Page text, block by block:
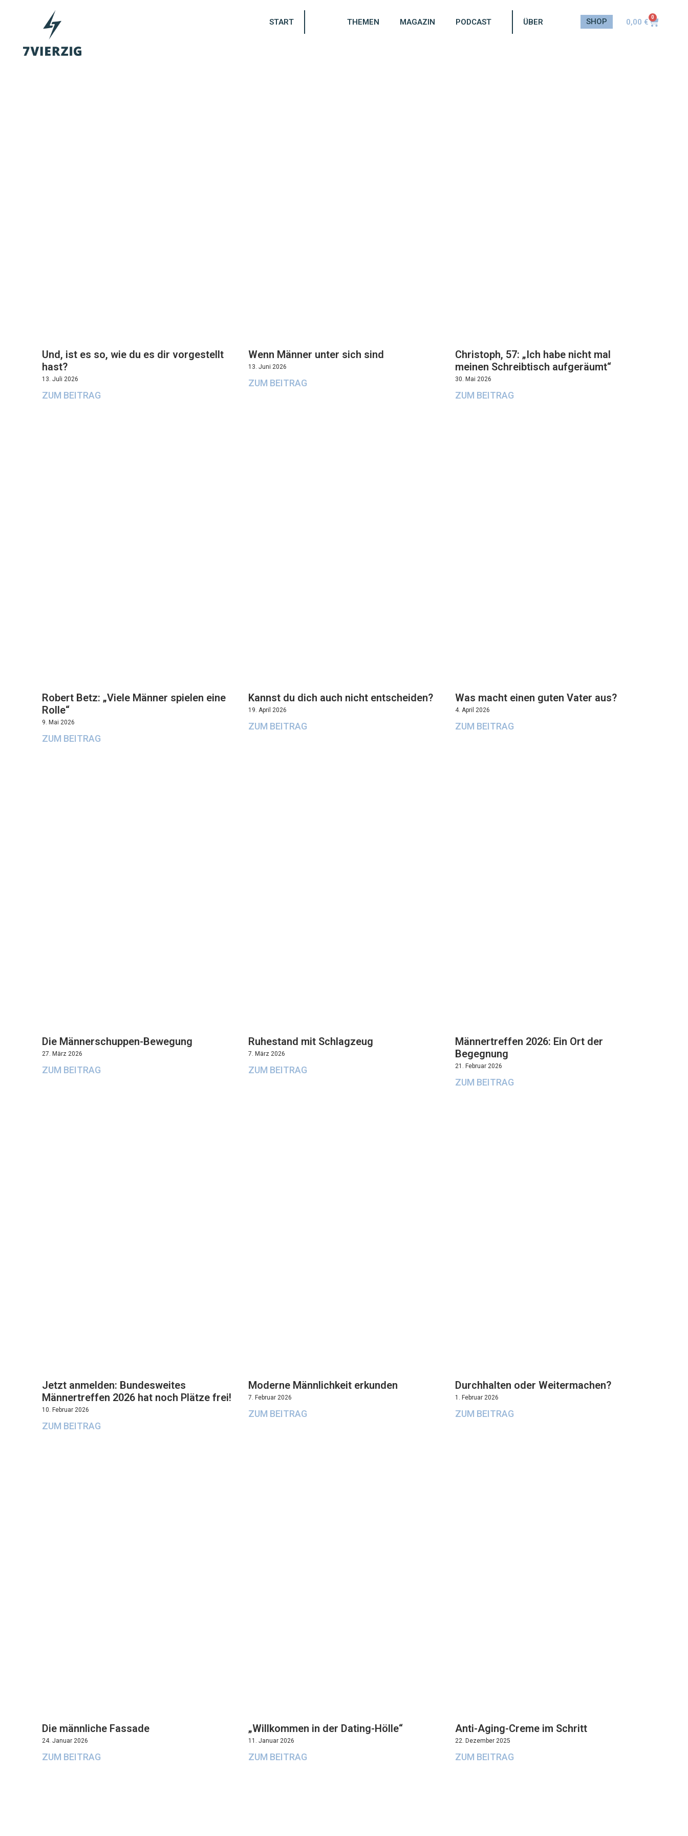
START THEMEN MAGAZIN PODCAST ÜBER SHOP 0,00€ 0
Und, ist es so, wie du es dir vorgestellt
hast?
13. Juli 2026
ZUM BEITRAG
Wenn Männer unter sich sind
13. Juni 2026
ZUM BEITRAG
Christoph, 57: „Ich habe nicht mal
meinen Schreibtisch aufgeräumt“
30. Mai 2026
ZUM BEITRAG
Robert Betz: „Viele Männer spielen eine
Rolle“
9. Mai 2026
ZUM BEITRAG
Kannst du dich auch nicht entscheiden?
19. April 2026
ZUM BEITRAG
Was macht einen guten Vater aus?
4. April 2026
ZUM BEITRAG
Die Männerschuppen-Bewegung
27. März 2026
ZUM BEITRAG
Ruhestand mit Schlagzeug
7. März 2026
ZUM BEITRAG
Männertreffen 2026: Ein Ort der
Begegnung
21. Februar 2026
ZUM BEITRAG
Jetzt anmelden: Bundesweites
Männertreffen 2026 hat noch Plätze frei!
10. Februar 2026
ZUM BEITRAG
Moderne Männlichkeit erkunden
7. Februar 2026
ZUM BEITRAG
Durchhalten oder Weitermachen?
1. Februar 2026
ZUM BEITRAG
Die männliche Fassade
24. Januar 2026
ZUM BEITRAG
„Willkommen in der Dating-Hölle“
11. Januar 2026
ZUM BEITRAG
Anti-Aging-Creme im Schritt
22. Dezember 2025
ZUM BEITRAG